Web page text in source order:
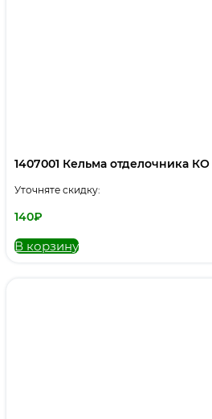
1407001 Кельма отделочника
Уточняте скидку:
140₽
В корзину